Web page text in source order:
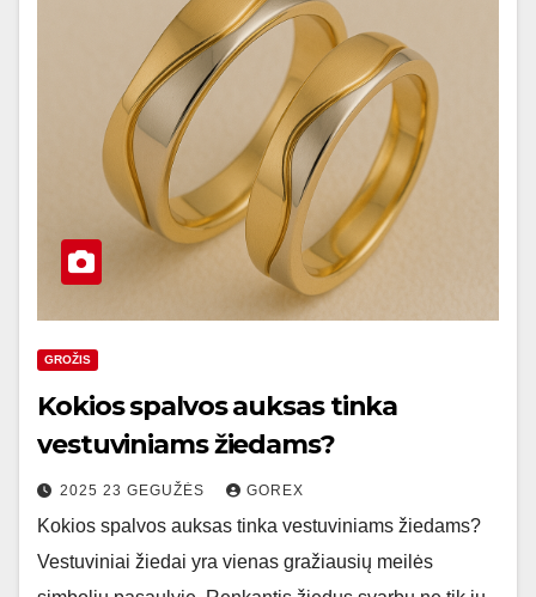
GROŽIS
Kokios spalvos auksas tinka
vestuviniams žiedams?
2025 23 GEGUŽĖS GOREX
Kokios spalvos auksas tinka vestuviniams žiedams?
Vestuviniai žiedai yra vienas gražiausių meilės